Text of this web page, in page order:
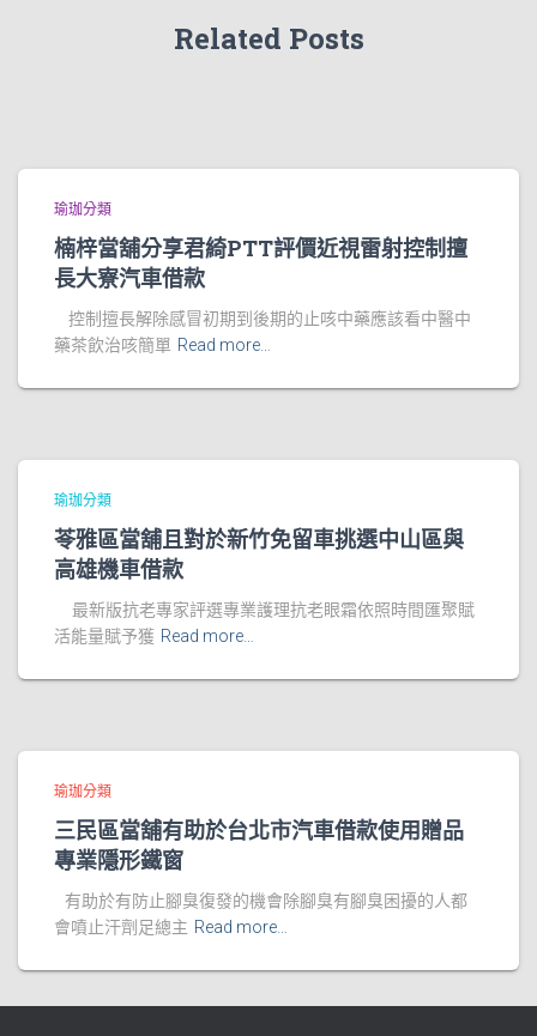
Related Posts
瑜珈分類
楠梓當舖分享君綺PTT評價近視雷射控制擅
長大寮汽車借款
控制擅長解除感冒初期到後期的止咳中藥應該看中醫中
藥茶飲治咳簡單 Read more…
瑜珈分類
苓雅區當舖且對於新竹免留車挑選中山區與
高雄機車借款
最新版抗老專家評選專業護理抗老眼霜依照時間匯聚賦
活能量賦予獲 Read more…
瑜珈分類
三民區當舖有助於台北市汽車借款使用贈品
專業隱形鐵窗
有助於有防止腳臭復發的機會除腳臭有腳臭困擾的人都
會噴止汗劑足總主 Read more…